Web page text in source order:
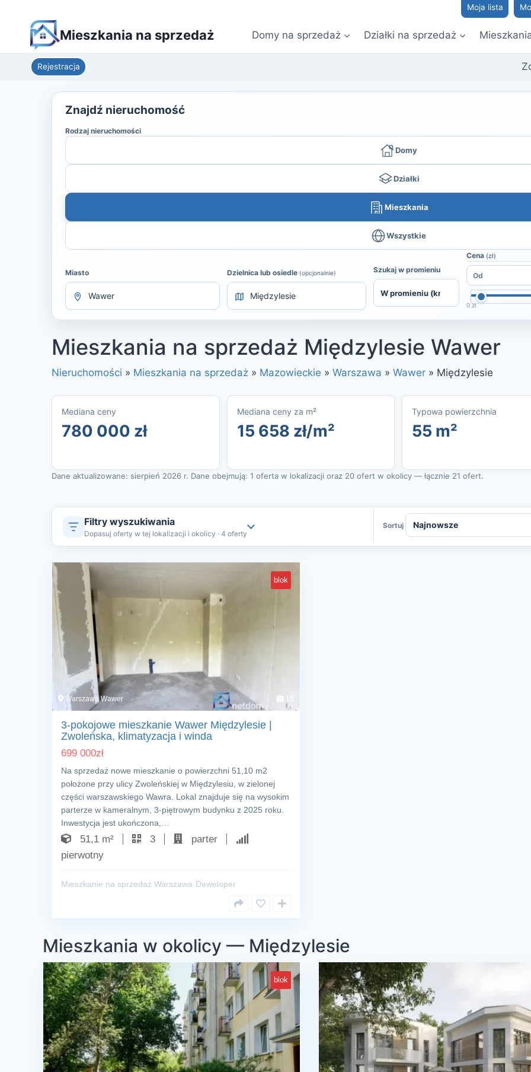
Moja lista
Mieszkania na sprzedaż Domy na sprzedaż Działki na sprzedaż
Rejestracja
Znajdź nieruchomość
Rodzaj nieruchomości
Domy
Działki
Mieszkania
Wszystkie
Miasto Dzielnica lub osiedle (opcjonalnie) Szukaj w promieniu
Cena (zł)
0 zł
Mieszkania na sprzedaż Międzylesie Wawer
Nieruchomości » Mieszkania na sprzedaż » Mazowieckie » Warszawa » Wawer » Międzylesie
Mediana ceny
780 000 zł
Mediana ceny za m²
15 658 zł/m²
Typowa powierzchnia
55 m²
Dane aktualizowane: sierpień 2026 r. Dane obejmują: 1 oferta w lokalizacji oraz 20 ofert w okolicy — łącznie 21 ofert.
Filtry wyszukiwania
Dopasuj oferty w tej lokalizacji i okolicy · 4 oferty
Sortuj
blok
Warszawa Wawer 15
3-pokojowe mieszkanie Wawer Międzylesie |
Zwoleńska, klimatyzacja i winda
699 000zł
Na sprzedaż nowe mieszkanie o powierzchni 51,10 m2
położone przy ulicy Zwoleńskiej w Międzylesiu, w zielonej
części warszawskiego Wawra. Lokal znajduje się na wysokim
parterze w kameralnym, 3-piętrowym budynku z 2025 roku.
Inwestycja jest ukończona,…
51,1 m² 3
parter
pierwotny
Mieszkanie na sprzedaż Warszawa Deweloper
Mieszkania w okolicy — Międzylesie
blok